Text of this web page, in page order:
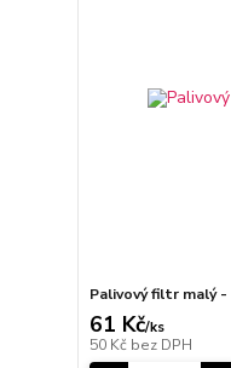
Palivový filtr malý
61 Kč/ks
50 Kč bez DPH